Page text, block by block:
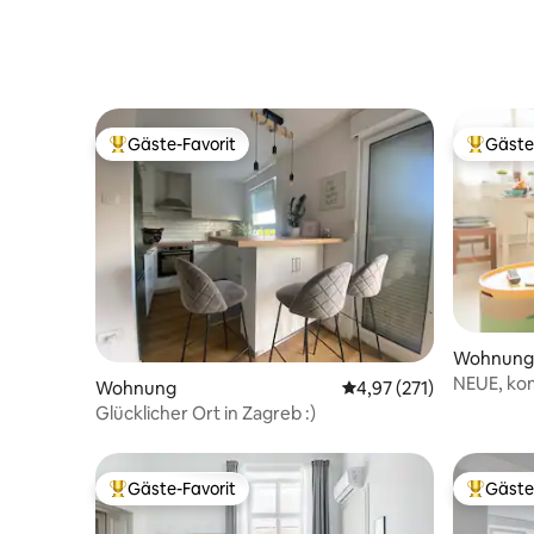
Beliebter Gäste-Favorit.
Gäste-Favorit
Wohnung Durchschnittliche
4,97 (271)
Glücklicher Ort in Zagreb :)
Wohnung
NEUE,
Beliebter Gäste-Favorit.
Gäste-Favorit